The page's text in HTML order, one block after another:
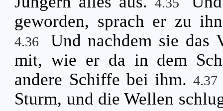
geworden, sprach er zu
4.36
Und nachdem sie das
mit, wie er da in dem
andere Schiffe bei ihm.4.37
Sturm, und die Wellen